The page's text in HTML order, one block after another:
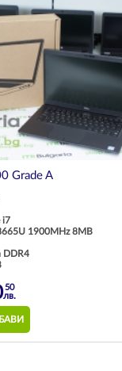
Grade A
i7
1900MHz 8MB
DDR4
50
лв.